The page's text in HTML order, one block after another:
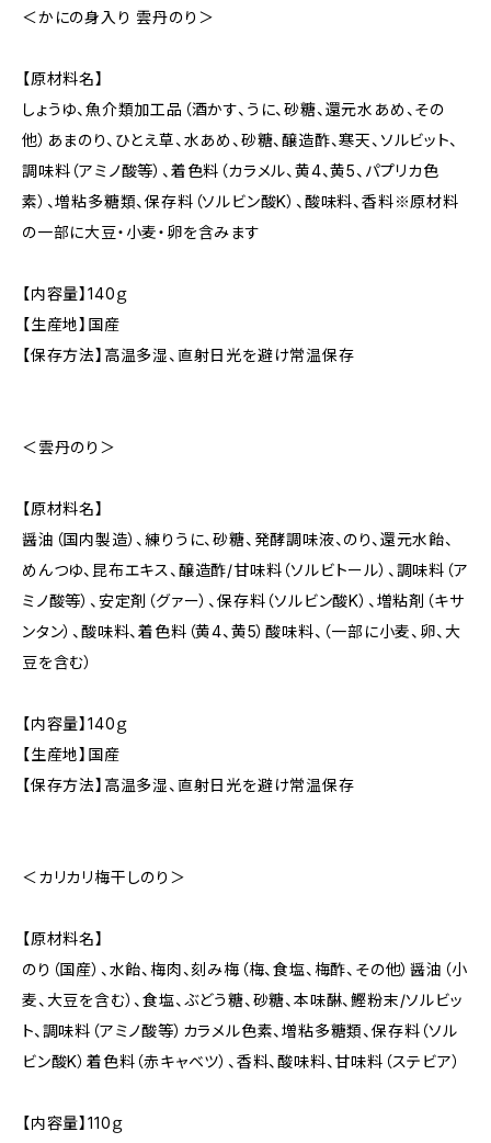
＜かにの身入り 雲丹のり＞
【原材料名】
しょうゆ、魚介類加工品（酒かす、うに、砂糖、還元水あめ、その
他）あまのり、ひとえ草、水あめ、砂糖、醸造酢、寒天、ソルビット、
調味料（アミノ酸等）、着色料（カラメル、黄4、黄5、パプリカ色
素）、増粘多糖類、保存料（ソルビン酸K）、酸味料、香料※原材料
の一部に大豆・小麦・卵を含みます
【内容量】140ｇ
【生産地】国産
【保存方法】高温多湿、直射日光を避け常温保存
＜雲丹のり＞
【原材料名】
醤油（国内製造）、練りうに、砂糖、発酵調味液、のり、還元水飴、
めんつゆ、昆布エキス、醸造酢/甘味料（ソルビトール）、調味料（ア
ミノ酸等）、安定剤（グァー）、保存料（ソルビン酸K）、増粘剤（キサ
ンタン）、酸味料、着色料（黄4、黄5）酸味料、（一部に小麦、卵、大
豆を含む）
【内容量】140ｇ
【生産地】国産
【保存方法】高温多湿、直射日光を避け常温保存
＜カリカリ梅干しのり＞
【原材料名】
のり（国産）、水飴、梅肉、刻み梅（梅、食塩、梅酢、その他）醤油（小
麦、大豆を含む）、食塩、ぶどう糖、砂糖、本味醂、鰹粉末/ソルビッ
ト、調味料（アミノ酸等）カラメル色素、増粘多糖類、保存料（ソル
ビン酸K）着色料（赤キャベツ）、香料、酸味料、甘味料（ステビア）
【内容量】110ｇ